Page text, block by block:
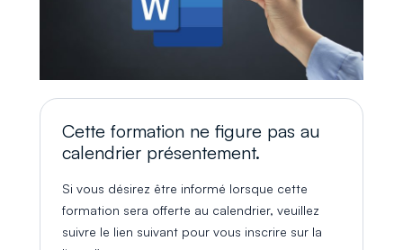
Cette formation ne figure pas au
calendrier présentement.
Si vous désirez être informé lorsque cette
formation sera offerte au calendrier, veuillez
suivre le lien suivant pour vous inscrire sur la